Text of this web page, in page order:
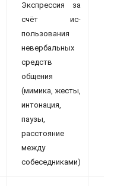
Экспрессия за
счёт ис­
пользования
невербаль­ных
средств
общения
(мимика, жесты,
интона­ция,
паузы,
расстояние
между
собеседниками)